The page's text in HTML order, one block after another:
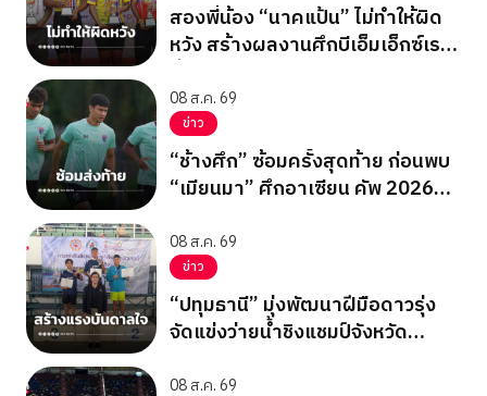
สองพี่น้อง “นาคแป้น” ไม่ทำให้ผิด
หวัง สร้างผลงานศึกบีเอ็มเอ็กซ์เรซ
08 ส.ค. 69
ข่าว
“ช้างศึก” ซ้อมครั้งสุดท้าย ก่อนพบ
“เมียนมา” ศึกอาเซียน คัพ 2026
08 ส.ค. 69
ข่าว
“ปทุมธานี” มุ่งพัฒนาฝีมือดาวรุ่ง
จัดแข่งว่ายน้ำชิงแชมป์จังหวัด
08 ส.ค. 69